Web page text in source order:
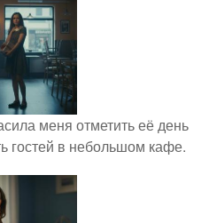
меня отметить её день
гостей в небольшом кафе.